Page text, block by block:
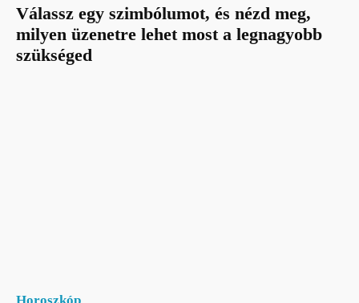
Válassz egy szimbólumot, és nézd meg,
milyen üzenetre lehet most a legnagyobb
szükséged